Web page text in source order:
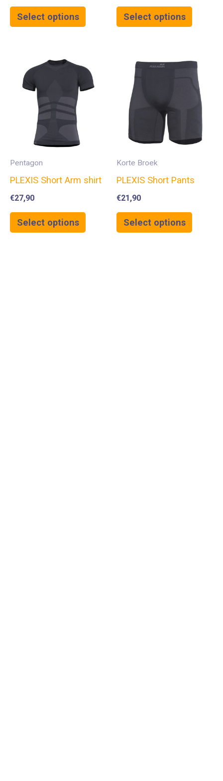
Select options Select options
Pentagon
PLEXIS Short Arm shirt
€27,90
Select options
Korte Broek
PLEXIS Short Pants
€21,90
Select options